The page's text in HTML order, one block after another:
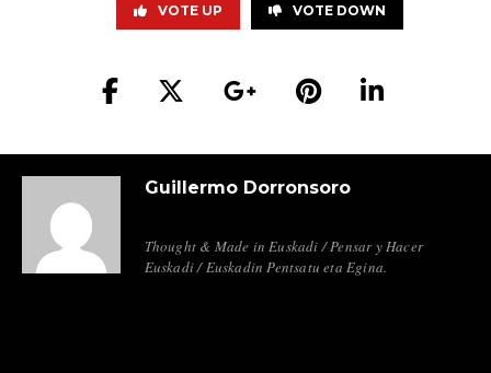
VOTE UP VOTE DOWN
Guillermo Dorronsoro
Thought & Made in Euskadi / Pensar y Hacer
Euskadi / Euskadin Pentsatu eta Egina.